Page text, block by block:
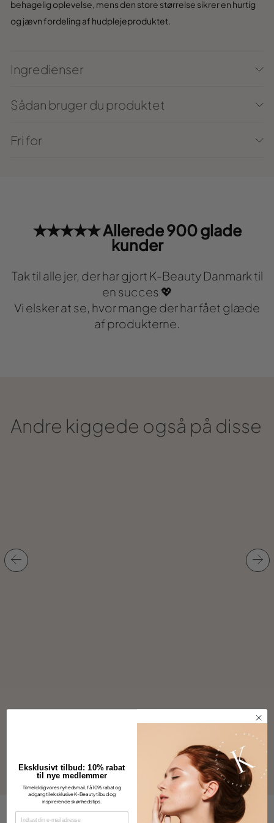
behagelig oplevelse, mens den store størrelse sikreren hurtig
og jævn fordeling af hudplejeproduktet.
Ingredienser
Sådan bruger du produktet
Fri for
★★★★★ Allerede 900 glade
kunder
Tak til alle jer, der har gjort K-Beauty Danmark til
en succes 💖
Vi elsker at se, hvor mange der har fået glæde
af produkterne.
Andre kiggede også på disse
Eksklusivt tilbud: 10% rabat
til nye medlemmer
Tilmeld dig vores nyhedsmail, få 10% rabat og
adgang til eksklusive K-Beauty tilbud og
inspirerende skønhedstips.
EMAIL